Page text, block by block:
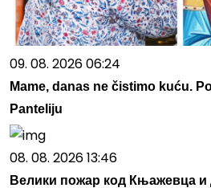
09. 08. 2026 06:24
Mame, danas ne čistimo kuću.
Panteliju
08. 08. 2026 13:46
Велики пожар код Књажевца и